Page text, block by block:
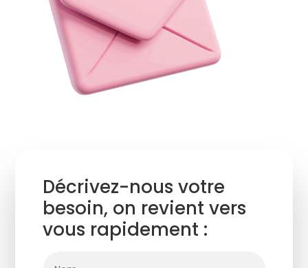
Décrivez-nous votre
besoin, on revient vers
vous rapidement :